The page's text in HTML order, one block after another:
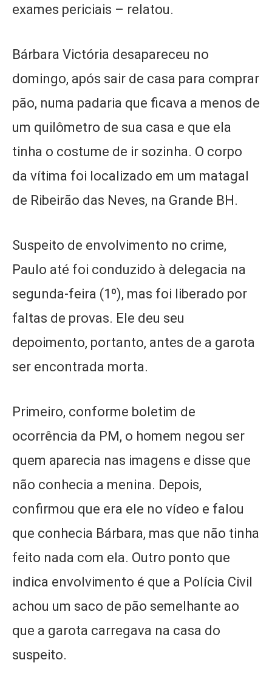
exames periciais – relatou.
Bárbara Victória desapareceu no
domingo, após sair de casa para comprar
pão, numa padaria que ficava a menos de
um quilômetro de sua casa e que ela
tinha o costume de ir sozinha. O corpo
da vítima foi localizado em um matagal
de Ribeirão das Neves, na Grande BH.
Suspeito de envolvimento no crime,
Paulo até foi conduzido à delegacia na
segunda-feira (1º), mas foi liberado por
faltas de provas. Ele deu seu
depoimento, portanto, antes de a garota
ser encontrada morta.
Primeiro, conforme boletim de
ocorrência da PM, o homem negou ser
quem aparecia nas imagens e disse que
não conhecia a menina. Depois,
confirmou que era ele no vídeo e falou
que conhecia Bárbara, mas que não tinha
feito nada com ela. Outro ponto que
indica envolvimento é que a Polícia Civil
achou um saco de pão semelhante ao
que a garota carregava na casa do
suspeito.